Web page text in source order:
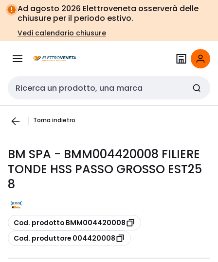
Vai alla
navigazione
Vai
alla
pagina
Ad agosto 2026 Elettroveneta osserverà delle
chiusure per il periodo estivo.
Vedi calendario chiusure
Cerca input
Torna indietro
BM SPA - BMM004420008 FILIERE
TONDE HSS PASSO GROSSO EST25
8
copia
Cod. prodotto BMM004420008
copia
Cod. produttore 004420008